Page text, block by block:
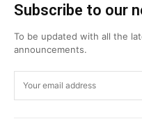
Subscribe to our
To be updated with all the
announcements.